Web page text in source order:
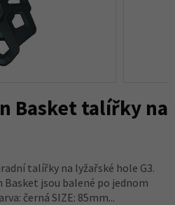
Basket talířky na
talířky na lyžařské hole G3.
jsou balené po jednom
černá SIZE: 85mm...